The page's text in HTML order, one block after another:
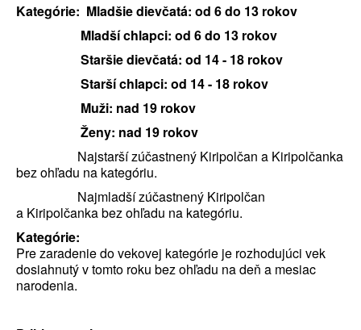
Kategórie: Mladšie dievčatá: od 6 do 13 rokov
Mladší chlapci: od 6 do 13 rokov
Staršie dievčatá: od 14 - 18 rokov
Starší chlapci: od 14 - 18 rokov
Muži: nad 19 rokov
Ženy: nad 19 rokov
Najstarší zúčastnený Kiripolčan a Kiripolčanka
bez ohľadu na kategóriu.
Najmladší zúčastnený Kiripolčan
a Kiripolčanka bez ohľadu na kategóriu.
Kategórie:
Pre zaradenie do vekovej kategórie je rozhodujúci vek
dosiahnutý v tomto roku bez ohľadu na deň a mesiac
narodenia.